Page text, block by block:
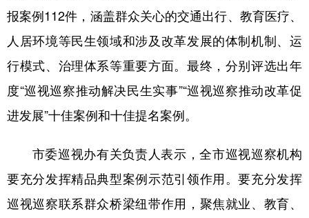
报案例112件，涵盖群众关心的交通出行、教育医疗、
人居环境等民生领域和涉及改革发展的体制机制、运
行模式、治理体系等重要方面。最终，分别评选出年
度“巡视巡察推动解决民生实事”“巡视巡察推动改革促
进发展”十佳案例和十佳提名案例。
市委巡视办有关负责人表示，全市巡视巡察机构
要充分发挥精品典型案例示范引领作用。要充分发挥
巡视巡察联系群众桥梁纽带作用，聚焦就业、教育、